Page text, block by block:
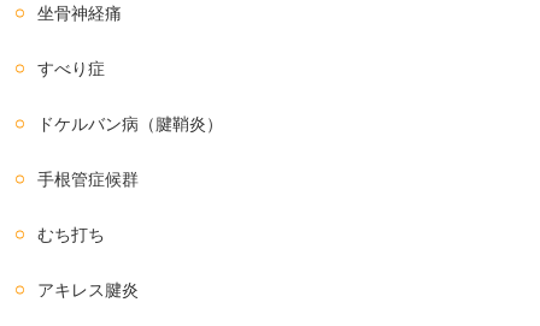
坐骨神経痛
すべり症
ドケルバン病（腱鞘炎）
手根管症候群
むち打ち
アキレス腱炎